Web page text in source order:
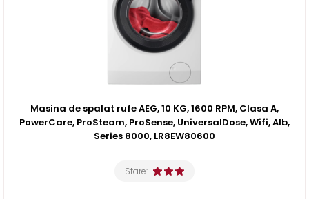
Masina de spalat rufe AEG, 10 KG, 1600 RPM, Clasa A,
PowerCare, ProSteam, ProSense, UniversalDose, Wifi, Alb,
Series 8000, LR8EW80600
Stare: